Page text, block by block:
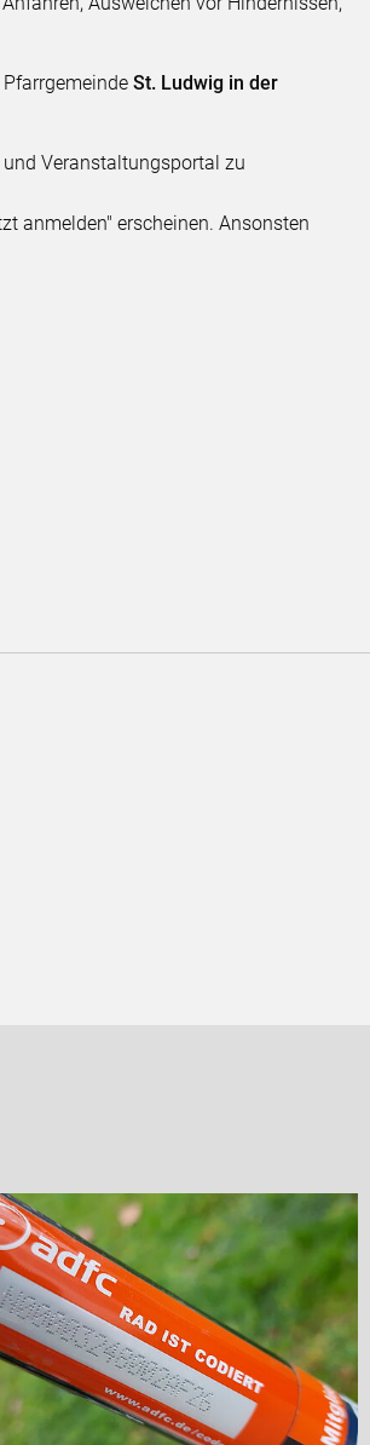
PfarrgemeindeSt. Ludwig in der
Veranstaltungsportal zu
anmelden" erscheinen. Ansonsten